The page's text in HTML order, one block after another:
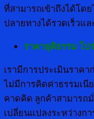
ที่สามารถเข้าถึงได้โด
ปลายทางได้รวดเร็วแล
ราคายุติธรรม โป
เรามีการประเมินราค
ไม่มีการคิดค่าธรรมเนี
คาดคิด ลูกค้าสามารถ
เปลี่ยนแปลงระหว่างก